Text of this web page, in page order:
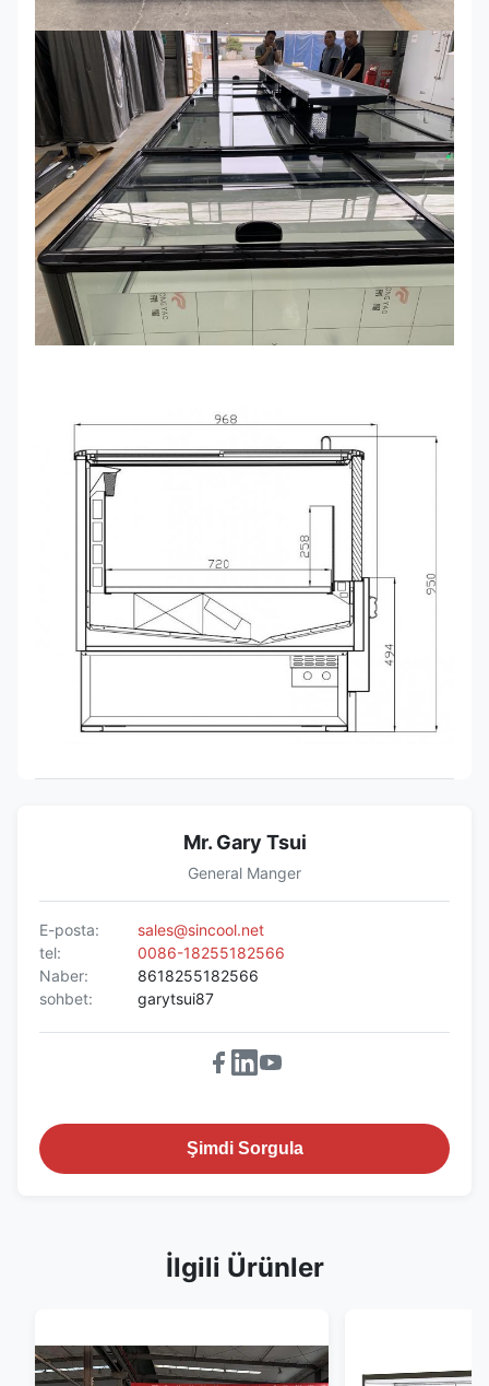
Mr. Gary Tsui
General Manger
E-posta:
sales@sincool.net
tel:
0086-18255182566
Naber:
8618255182566
sohbet:
garytsui87
Şimdi Sorgula
İlgili Ürünler